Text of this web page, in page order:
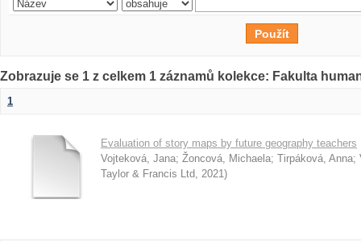
Zobrazuje se 1 z celkem 1 záznamů kolekce: Fakulta
1
Evaluation of story maps by future geography teachers
Vojteková, Jana; Žoncová, Michaela; Tirpáková, Anna;
Taylor & Francis Ltd, 2021)